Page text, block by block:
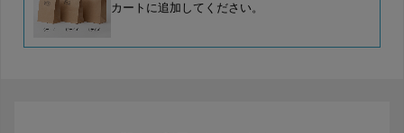
カートに追加してください。